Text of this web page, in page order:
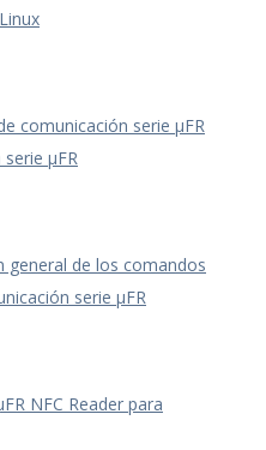
comunicación serie μFR
μFR
general de los comandos
serie μFR
NFC Reader para